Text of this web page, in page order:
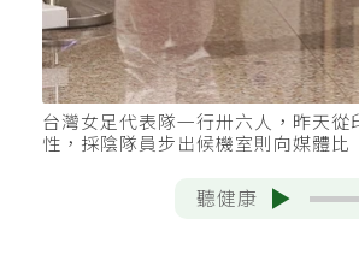
台灣女足代表隊一行卅六人，昨天
性，採陰隊員步出候機室則向媒體
聽健康